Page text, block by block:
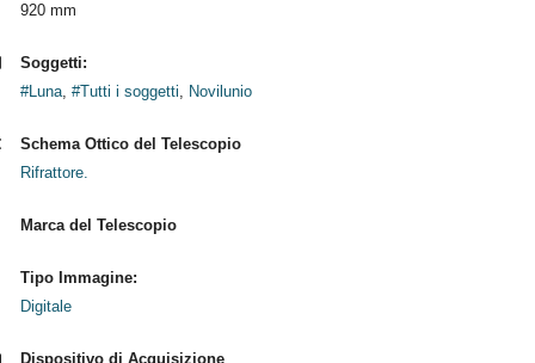
920 mm
Soggetti:
#Luna, #Tutti i soggetti, Novilunio
Schema Ottico del Telescopio
Rifrattore.
Marca del Telescopio
Tipo Immagine:
Digitale
Dispositivo di Acquisizione